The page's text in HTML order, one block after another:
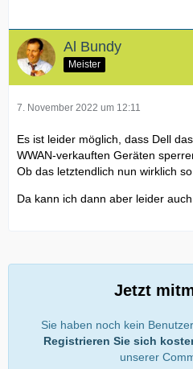
Al Bundy
Meister
7. November 2022 um 12:11
Es ist leider möglich, dass Dell
WWAN-verkauften Geräten
Ob das letztendlich nun wirklich
Da kann ich dann aber leider
Jetzt
Sie haben noch kein
Registrieren Sie sich
unserer